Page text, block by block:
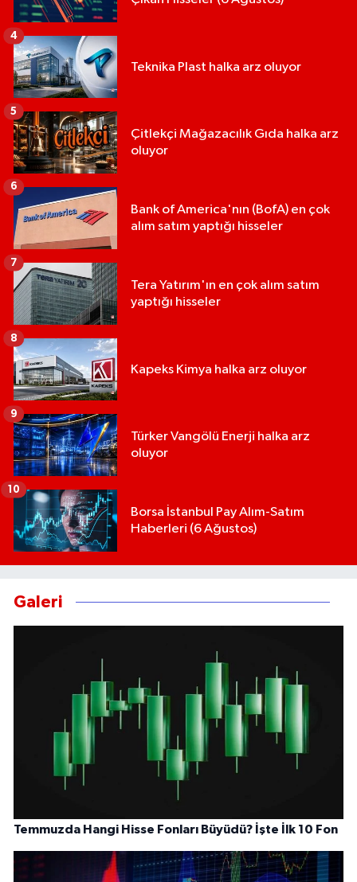
Teknika Plast halka arz oluyor
4
Çitlekçi Mağazacılık Gıda halka arz
oluyor
5
Bank of America'nın (BofA) en çok
alım satım yaptığı hisseler
6
Tera Yatırım'ın en çok alım satım
yaptığı hisseler
7
Kapeks Kimya halka arz oluyor
8
Türker Vangölü Enerji halka arz
oluyor
9
Borsa İstanbul Pay Alım-Satım
Haberleri (6 Ağustos)
10
Galeri
Temmuzda Hangi Hisse Fonları Büyüdü? İşte İlk 10 Fon